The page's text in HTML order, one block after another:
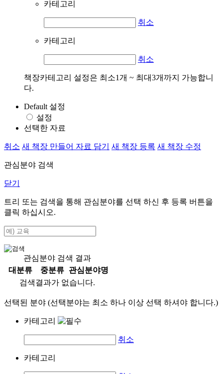
카테고리
취소
카테고리
취소
책장카테고리 설정은 최소1개 ~ 최대3개까지 가능합니
다.
Default 설정
설정
선택한 자료
취소 새 책장 만들어 자료 담기 새 책장 등록 새 책장 수정
관심분야 검색
닫기
트리 또는 검색을 통해 관심분야를 선택 하신 후 등록 버튼을
클릭 하십시오.
관심분야 검색 결과
대분류
중분류
관심분야명
검색결과가 없습니다.
선택된 분야 (선택분야는 최소 하나 이상 선택 하셔야 합니다.)
카테고리
취소
카테고리